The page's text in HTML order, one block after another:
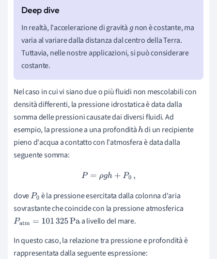
In realtà, l'accelerazione di gravitàg non è costante, ma
varia al variare dalla distanza dal centro della Terra.
Tuttavia, nelle nostre applicazioni, si può considerare
costante.
Nel caso in cui vi siano due o più fluidi non mescolabili con
densità differenti, la pressione idrostatica è data dalla
somma delle pressioni causate dai diversi fluidi. Ad
esempio, la pressione a una profonditàhdi un recipiente
pieno d'acqua a contatto con l'atmosfera è data dalla
seguente somma:
P=ρgh+P0,
doveP0 è la pressione esercitata dalla colonna d'aria
sovrastante che coincide con la pressione atmosferica
Patm=101325Pa
a livello del mare.
In questo caso, la relazione tra pressione e profondità è
rappresentata dalla seguente espressione: